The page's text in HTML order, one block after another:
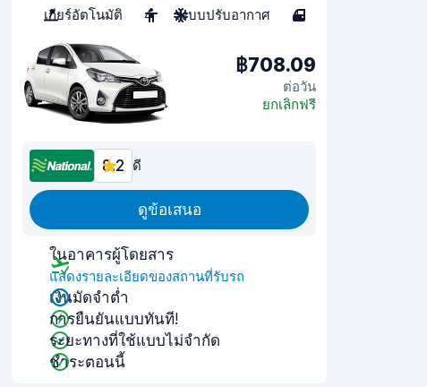
เกียร์อัตโนมัติ
4 ระบบปรับอากาศ 4
฿708.09
ต่อวัน
ยกเลิกฟรี
8.2 ดี
ดูข้อเสนอ
ในอาคารผู้โดยสาร
แสดงรายละเอียดของสถานที่รับรถ
เงินมัดจำต่ำ
การยืนยันแบบทันที!
ระยะทางที่ใช้แบบไม่จำกัด
ชำระตอนนี้